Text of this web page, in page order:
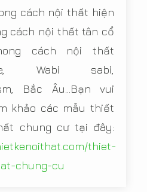
cách nội thất hiện
cách nội thất tân cổ
cách nội thất
Wabi sabi,
Bắc Âu...Bạn vui
khảo các mẫu thiết
chung cư tại đây:
thiet-
chung-cu